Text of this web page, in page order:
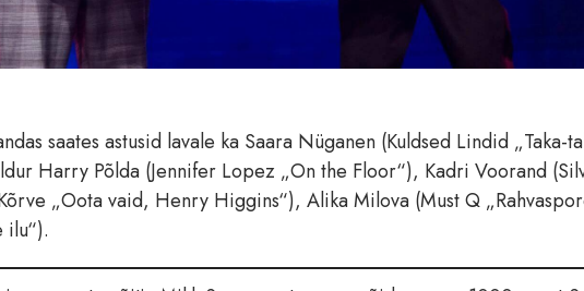
saates astusid lavale ka Saara Nüganen (Kuldsed Lindid „Taka-
Harry Põlda (Jennifer Lopez „On the Floor“), Kadri Voorand
„Oota vaid, Henry Higgins“), Alika Milova (Must Q
ilu“).